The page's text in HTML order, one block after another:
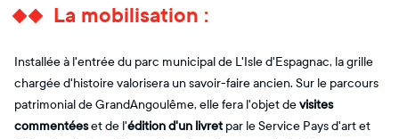
La mobilisation :
Installée à l'entrée du parc municipal de L'Isle d'Espagnac, la grille
chargée d'histoire valorisera un savoir-faire ancien. Sur le parcours
patrimonial de GrandAngoulême, elle fera l'objet devisites
commentéeset de l'édition d'un livret par le Service Pays d'art et